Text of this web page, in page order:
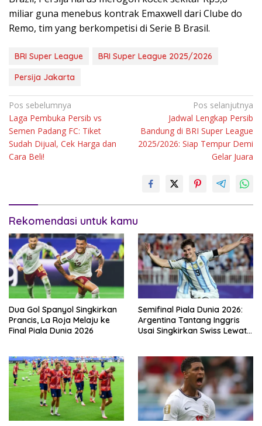
miliar guna menebus kontrak Emaxwell dari Clube do
Remo, tim yang berkompetisi di Serie B Brasil.
BRI Super League
BRI Super League 2025/2026
Persija Jakarta
Navigasi
pos
Pos sebelumnya
Laga Pembuka Persib vs
Semen Padang FC: Tiket
Sudah Dijual, Cek Harga dan
Cara Beli!
Pos selanjutnya
Jadwal Lengkap Persib
Bandung di BRI Super League
2025/2026: Siap Tempur Demi
Gelar Juara
Rekomendasi untuk kamu
Dua Gol Spanyol Singkirkan
Prancis, La Roja Melaju ke
Final Piala Dunia 2026
Semifinal Piala Dunia 2026:
Argentina Tantang Inggris
Usai Singkirkan Swiss Lewat